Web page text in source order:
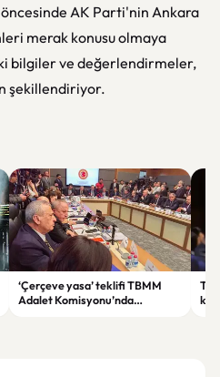
AK Parti'nin Ankara
merak konusu olmaya
bilgiler ve değerlendirmeler,
şekillendiriyor.
‘Çerçeve yasa’ teklifi TBMM
Adalet Komisyonu’nda